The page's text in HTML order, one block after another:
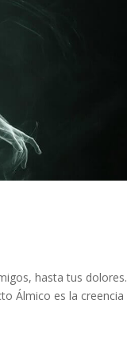
hasta tus dolores.
Álmico es la creencia